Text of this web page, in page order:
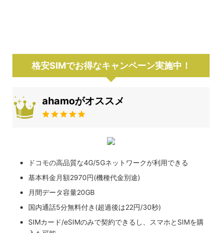
格安SIMでお得なキャンペーン実施中！
ahamoがオススメ
ドコモの高品質な4G/5Gネットワークが利用できる
基本料金月額2970円(機種代金別途)
月間データ容量20GB
国内通話5分無料付き(超過後は22円/30秒)
SIMカード/eSIMのみで契約できるし、スマホとSIMを購